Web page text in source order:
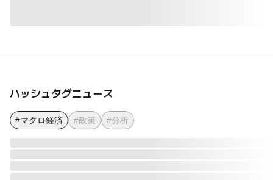
ハッシュタグニュース
#マクロ経済 #政策 #分析